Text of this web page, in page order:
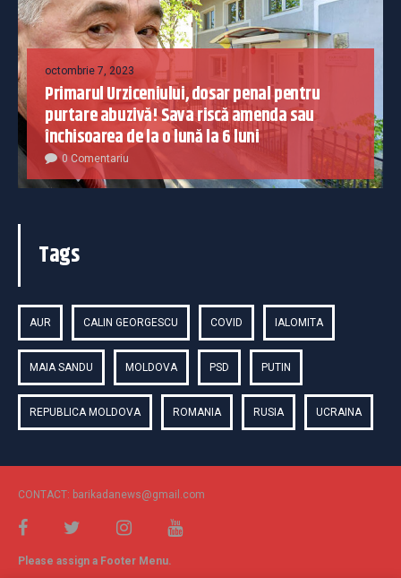
octombrie 7, 2023
Primarul Urziceniului, dosar penal pentru
purtare abuzivă! Sava riscă amenda sau
închisoarea de la o lună la 6 luni
0 Comentariu
Tags
AUR CALIN GEORGESCU COVID IALOMITA
MAIA SANDU MOLDOVA PSD PUTIN
REPUBLICA MOLDOVA ROMANIA RUSIA UCRAINA
CONTACT: barikadanews@gmail.com
Please assign a Footer Menu.